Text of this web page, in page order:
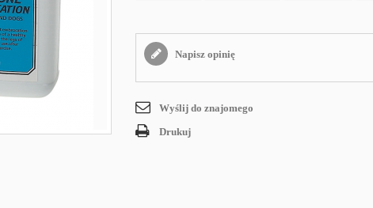
Napisz opinię
Wyślij do znajomego
Drukuj